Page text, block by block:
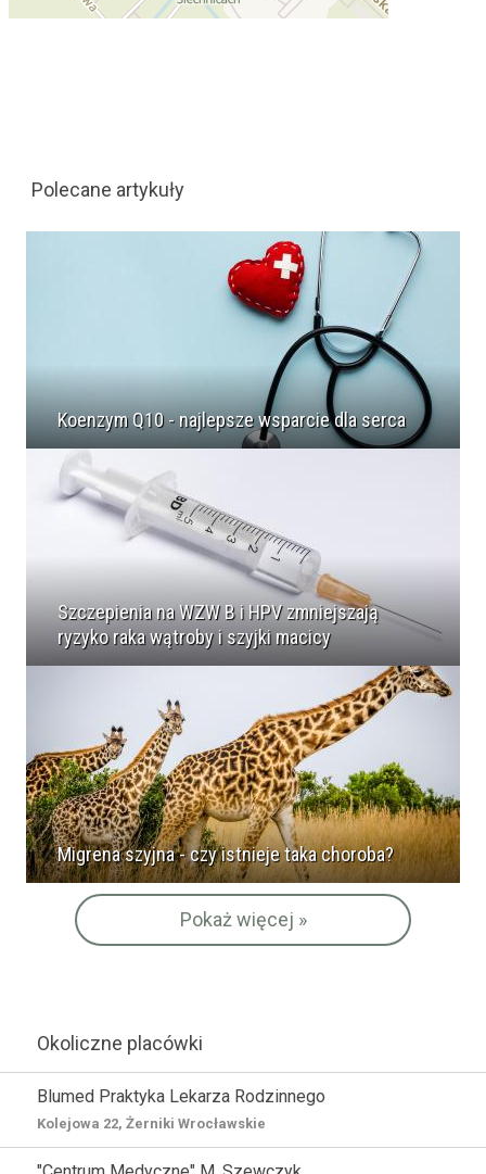
Polecane artykuły
Koenzym Q10 - najlepsze wsparcie dla serca
Szczepienia na WZW B i HPV zmniejszają
ryzyko raka wątroby i szyjki macicy
Migrena szyjna - czy istnieje taka choroba?
Pokaż więcej »
Okoliczne placówki
Blumed Praktyka Lekarza Rodzinnego
Kolejowa 22, Żerniki Wrocławskie